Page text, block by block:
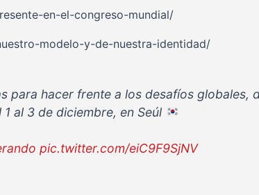
en-el-congreso-mundial/
modelo-y-de-nuestra-identidad/
hacer frente a los desafíos globales,
1 al 3 de diciembre, en Seúl
pic.twitter.com/eiC9F9SjNV